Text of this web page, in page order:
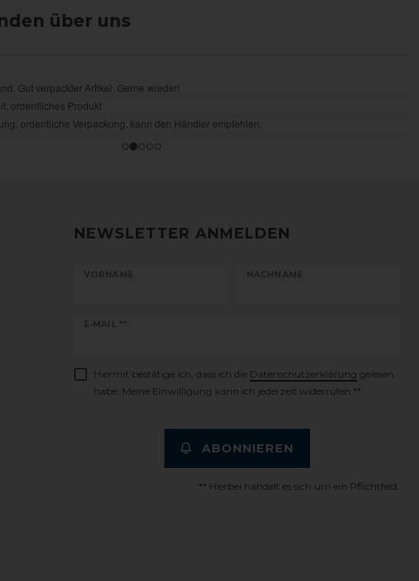
über uns
NEWSLETTER ANMELDEN
VORNAME NACHNAME
E-MAIL **
Newsletter
Hiermit bestätige ich, dass ich die Daten­schutz­erklärung gelesen
habe. Meine Einwilligung kann ich jederzeit widerrufen.**
ABONNIEREN
** Hierbei handelt es sich um ein Pflichtfeld.